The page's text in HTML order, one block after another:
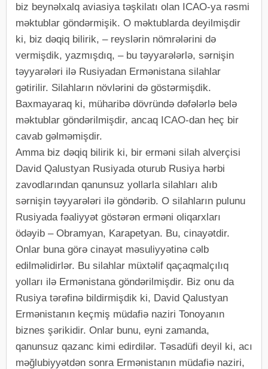
biz beynəlxalq aviasiya təşkilatı olan ICAO-ya rəsmi
məktublar göndərmişik. O məktublarda deyilmişdir
ki, biz dəqiq bilirik, – reyslərin nömrələrini də
vermişdik, yazmışdıq, – bu təyyarələrlə, sərnişin
təyyarələri ilə Rusiyadan Ermənistana silahlar
gətirilir. Silahların növlərini də göstərmişdik.
Baxmayaraq ki, müharibə dövründə dəfələrlə belə
məktublar göndərilmişdir, ancaq ICAO-dan heç bir
cavab gəlməmişdir.
Amma biz dəqiq bilirik ki, bir erməni silah alverçisi
David Qalustyan Rusiyada oturub Rusiya hərbi
zavodlarından qanunsuz yollarla silahları alıb
sərnişin təyyarələri ilə göndərib. O silahların pulunu
Rusiyada fəaliyyət göstərən erməni oliqarxları
ödəyib – Obramyan, Karapetyan. Bu, cinayətdir.
Onlar buna görə cinayət məsuliyyətinə cəlb
edilməlidirlər. Bu silahlar müxtəlif qaçaqmalçılıq
yolları ilə Ermənistana göndərilmişdir. Biz onu da
Rusiya tərəfinə bildirmişdik ki, David Qalustyan
Ermənistanın keçmiş müdafiə naziri Tonoyanın
biznes şərikidir. Onlar bunu, eyni zamanda,
qanunsuz qazanc kimi edirdilər. Təsadüfi deyil ki, acı
məğlubiyyətdən sonra Ermənistanın müdafiə naziri,